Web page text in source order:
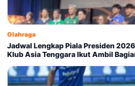
Olahraga
Jadwal Lengkap Piala Presiden
Klub Asia Tenggara Ikut Ambil